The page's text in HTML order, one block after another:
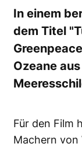
In einem
dem Titel
Ozeane
Für den Film
Machern von